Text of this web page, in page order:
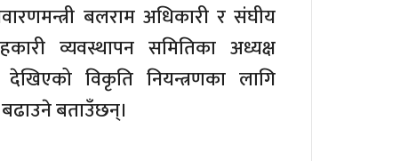
बलराम अधिकारी र संघीय
व्यवस्थापन समितिका अध्यक्ष
विकृति नियन्त्रणका लागि
बढाउने बताउँछन्।